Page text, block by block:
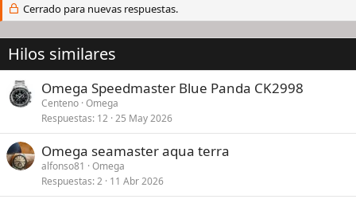
Cerrado para nuevas respuestas.
Hilos similares
Omega Speedmaster Blue Panda CK2998
Centeno Omega
Respuestas 12 25 May 2026
Omega seamaster aqua terra
alfonso81
Omega
Respuestas 2 11 Abr 2026